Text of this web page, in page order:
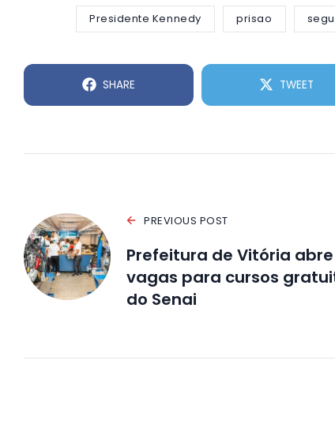
Presidente Kennedy prisao
SHARE TWEET
PREVIOUS POST
Prefeitura de Vitória abre
vagas para cursos
do Senai